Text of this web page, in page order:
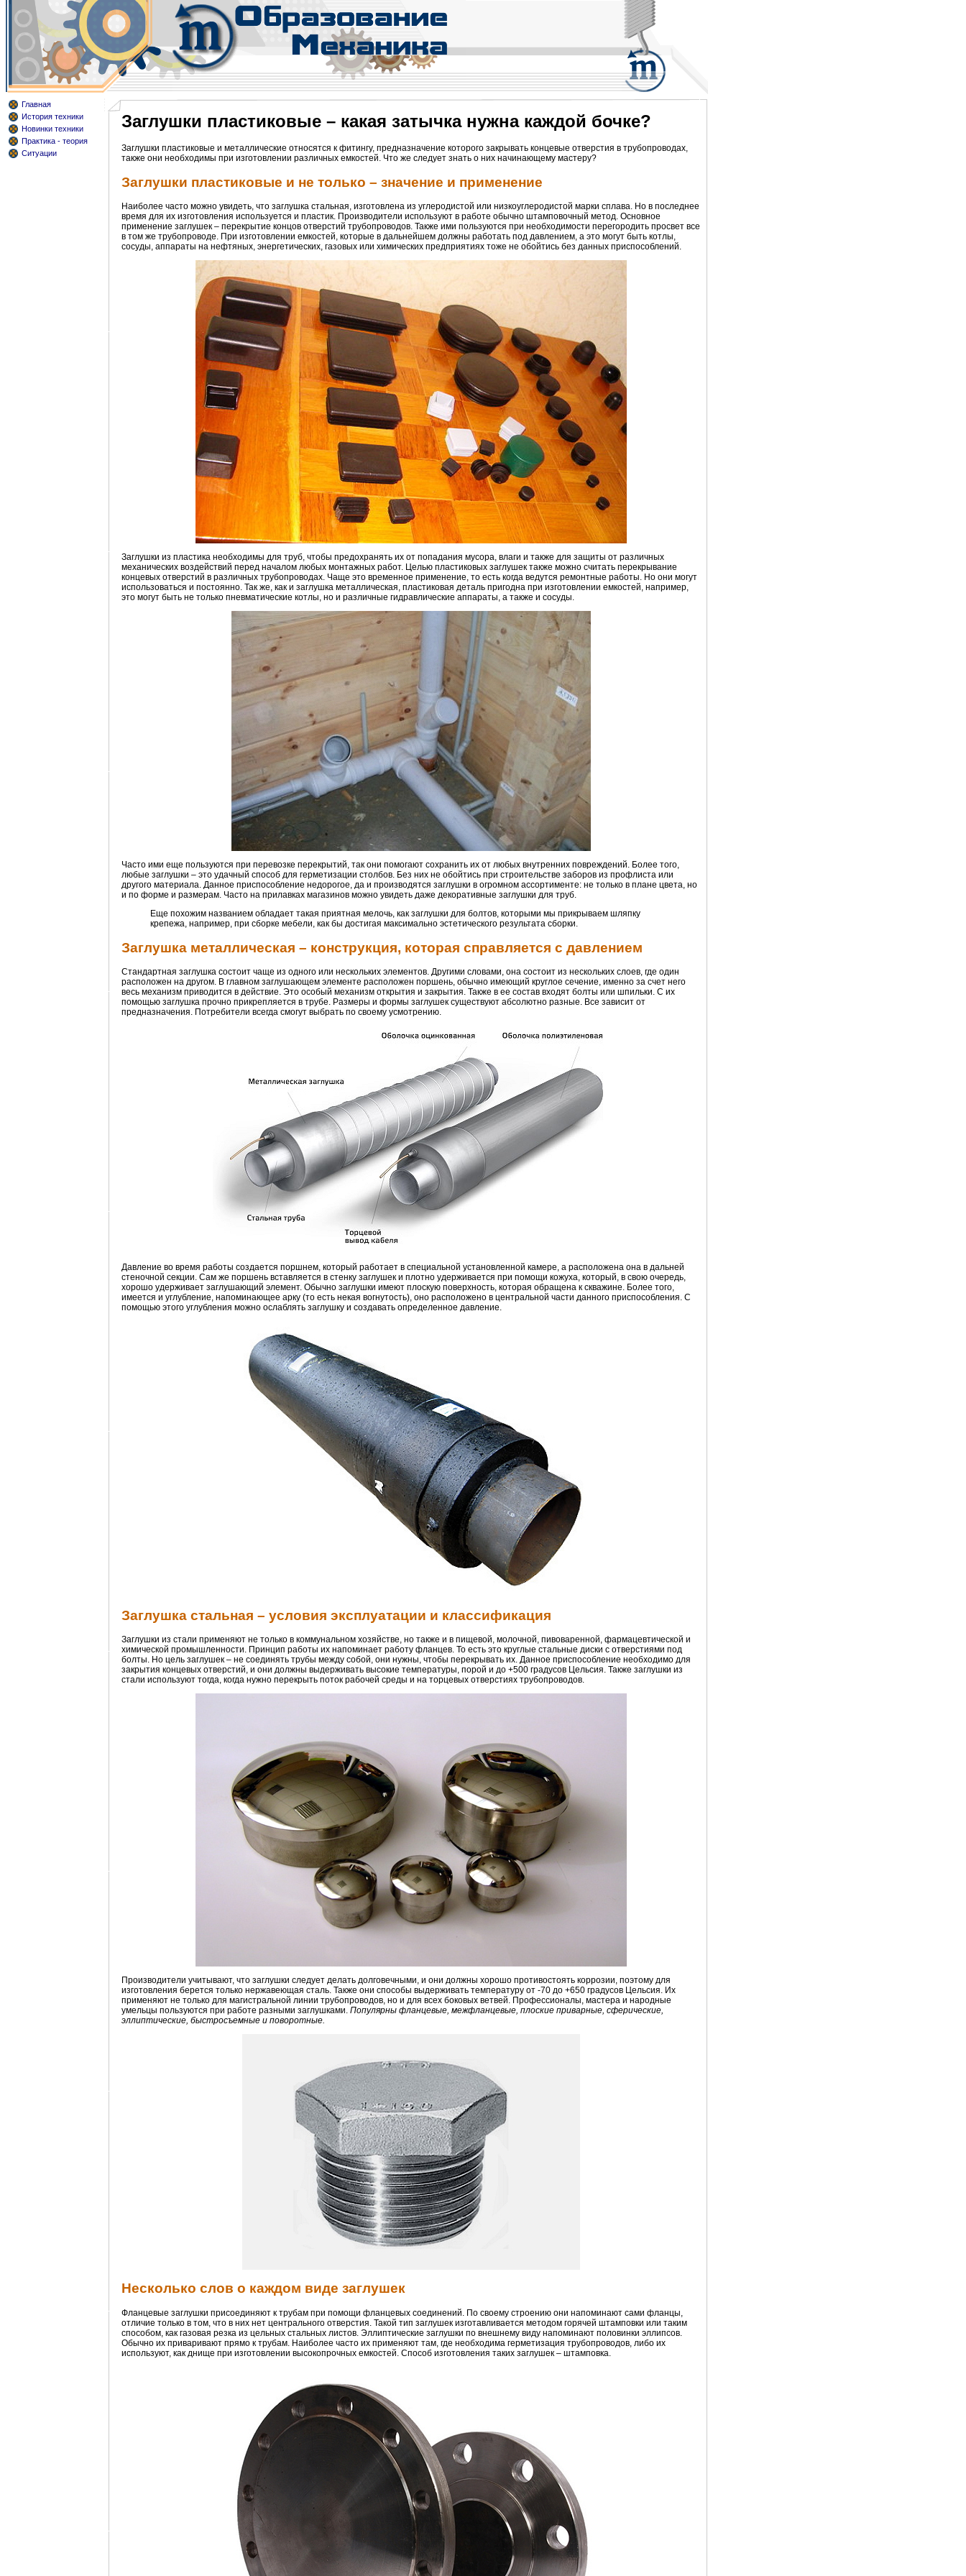
Главная
История техники
Новинки техники
Практика - теория
Ситуации
Заглушки пластиковые – какая затычка нужна каждой бочке?
Заглушки пластиковые и металлические относятся к фитингу, предназначение которого закрывать концевые отверстия в трубопроводах,
также они необходимы при изготовлении различных емкостей. Что же следует знать о них начинающему мастеру?
Заглушки пластиковые и не только – значение и применение
Наиболее часто можно увидеть, что заглушка стальная, изготовлена из углеродистой или низкоуглеродистой марки сплава. Но в последнее
время для их изготовления используется и пластик. Производители используют в работе обычно штамповочный метод. Основное
применение заглушек – перекрытие концов отверстий трубопроводов. Также ими пользуются при необходимости перегородить просвет все
в том же трубопроводе. При изготовлении емкостей, которые в дальнейшем должны работать под давлением, а это могут быть котлы,
сосуды, аппараты на нефтяных, энергетических, газовых или химических предприятиях тоже не обойтись без данных приспособлений.
Заглушки из пластика необходимы для труб, чтобы предохранять их от попадания мусора, влаги и также для защиты от различных
механических воздействий перед началом любых монтажных работ. Целью пластиковых заглушек также можно считать перекрывание
концевых отверстий в различных трубопроводах. Чаще это временное применение, то есть когда ведутся ремонтные работы. Но они могут
использоваться и постоянно. Так же, как и заглушка металлическая, пластиковая деталь пригодна при изготовлении емкостей, например,
это могут быть не только пневматические котлы, но и различные гидравлические аппараты, а также и сосуды.
Часто ими еще пользуются при перевозке перекрытий, так они помогают сохранить их от любых внутренних повреждений. Более того,
любые заглушки – это удачный способ для герметизации столбов. Без них не обойтись при строительстве заборов из профлиста или
другого материала. Данное приспособление недорогое, да и производятся заглушки в огромном ассортименте: не только в плане цвета, но
и по форме и размерам. Часто на прилавках магазинов можно увидеть даже декоративные заглушки для труб.
Еще похожим названием обладает такая приятная мелочь, как заглушки для болтов, которыми мы прикрываем шляпку
крепежа, например, при сборке мебели, как бы достигая максимально эстетического результата сборки.
Заглушка металлическая – конструкция, которая справляется с давлением
Стандартная заглушка состоит чаще из одного или нескольких элементов. Другими словами, она состоит из нескольких слоев, где один
расположен на другом. В главном заглушающем элементе расположен поршень, обычно имеющий круглое сечение, именно за счет него
весь механизм приводится в действие. Это особый механизм открытия и закрытия. Также в ее состав входят болты или шпильки. С их
помощью заглушка прочно прикрепляется в трубе. Размеры и формы заглушек существуют абсолютно разные. Все зависит от
предназначения. Потребители всегда смогут выбрать по своему усмотрению.
Давление во время работы создается поршнем, который работает в специальной установленной камере, а расположена она в дальней
стеночной секции. Сам же поршень вставляется в стенку заглушек и плотно удерживается при помощи кожуха, который, в свою очередь,
хорошо удерживает заглушающий элемент. Обычно заглушки имеют плоскую поверхность, которая обращена к скважине. Более того,
имеется и углубление, напоминающее арку (то есть некая вогнутость), оно расположено в центральной части данного приспособления. С
помощью этого углубления можно ослаблять заглушку и создавать определенное давление.
Заглушка стальная – условия эксплуатации и классификация
Заглушки из стали применяют не только в коммунальном хозяйстве, но также и в пищевой, молочной, пивоваренной, фармацевтической и
химической промышленности. Принцип работы их напоминает работу фланцев. То есть это круглые стальные диски с отверстиями под
болты. Но цель заглушек – не соединять трубы между собой, они нужны, чтобы перекрывать их. Данное приспособление необходимо для
закрытия концевых отверстий, и они должны выдерживать высокие температуры, порой и до +500 градусов Цельсия. Также заглушки из
стали используют тогда, когда нужно перекрыть поток рабочей среды и на торцевых отверстиях трубопроводов.
Производители учитывают, что заглушки следует делать долговечными, и они должны хорошо противостоять коррозии, поэтому для
изготовления берется только нержавеющая сталь. Также они способы выдерживать температуру от -70 до +650 градусов Цельсия. Их
применяют не только для магистральной линии трубопроводов, но и для всех боковых ветвей. Профессионалы, мастера и народные
умельцы пользуются при работе разными заглушками. Популярны фланцевые, межфланцевые, плоские приварные, сферические,
эллиптические, быстросъемные и поворотные.
Несколько слов о каждом виде заглушек
Фланцевые заглушки присоединяют к трубам при помощи фланцевых соединений. По своему строению они напоминают сами фланцы,
отличие только в том, что в них нет центрального отверстия. Такой тип заглушек изготавливается методом горячей штамповки или таким
способом, как газовая резка из цельных стальных листов. Эллиптические заглушки по внешнему виду напоминают половинки эллипсов.
Обычно их приваривают прямо к трубам. Наиболее часто их применяют там, где необходима герметизация трубопроводов, либо их
используют, как днище при изготовлении высокопрочных емкостей. Способ изготовления таких заглушек – штамповка.